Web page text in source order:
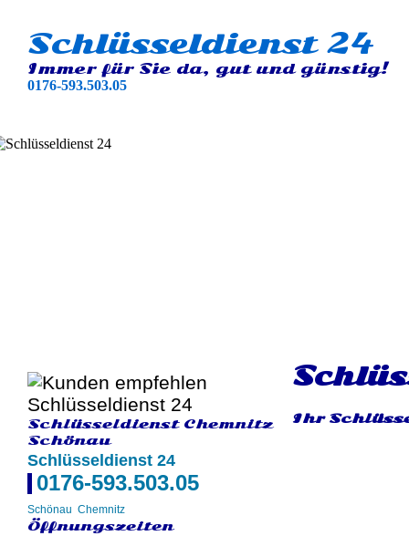
Schlüsseldienst 24
Immer für Sie da, gut und günstig!
0176-593.503.05
Schlüsseldienst Chemnitz
Schönau
Schlüsseldienst 24
0176-593.503.05
Schönau Chemnitz
Öffnungszeiten
Ihr